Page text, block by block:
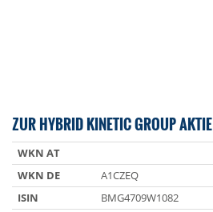
ZUR HYBRID KINETIC GROUP AKTIE
WKN AT
WKN DE
A1CZEQ
ISIN
BMG4709W1082